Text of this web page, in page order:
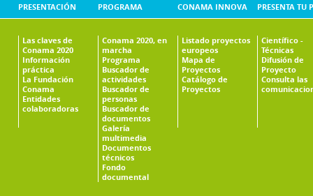
PRESENTACIÓN
Las claves de
Conama 2020
Información
práctica
La Fundación
Conama
Entidades
colaboradoras
PROGRAMA
Conama 2020, en
marcha
Programa
Buscador de
actividades
Buscador de
personas
Buscador de
documentos
Galería
multimedia
Documentos
técnicos
Fondo
documental
CONAMA INNOVA
Listado proyectos
europeos
Mapa de
Proyectos
Catálogo de
Proyectos
PRESENTA TU
Científico -
Técnicas
Difusión de
Proyecto
Consulta las